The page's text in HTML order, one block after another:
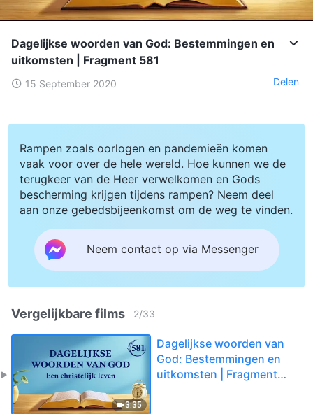
Dagelijkse woorden van God: Bestemmingen en
uitkomsten | Fragment 581
15 September 2020 Delen
Rampen zoals oorlogen en pandemieën komen
vaak voor over de hele wereld. Hoe kunnen we de
terugkeer van de Heer verwelkomen en Gods
bescherming krijgen tijdens rampen? Neem deel
aan onze gebedsbijeenkomst om de weg te vinden.
Neem contact op via Messenger
Vergelijkbare films 2/33
3:35
Dagelijkse woorden van
God: Bestemmingen en
uitkomsten | Fragment